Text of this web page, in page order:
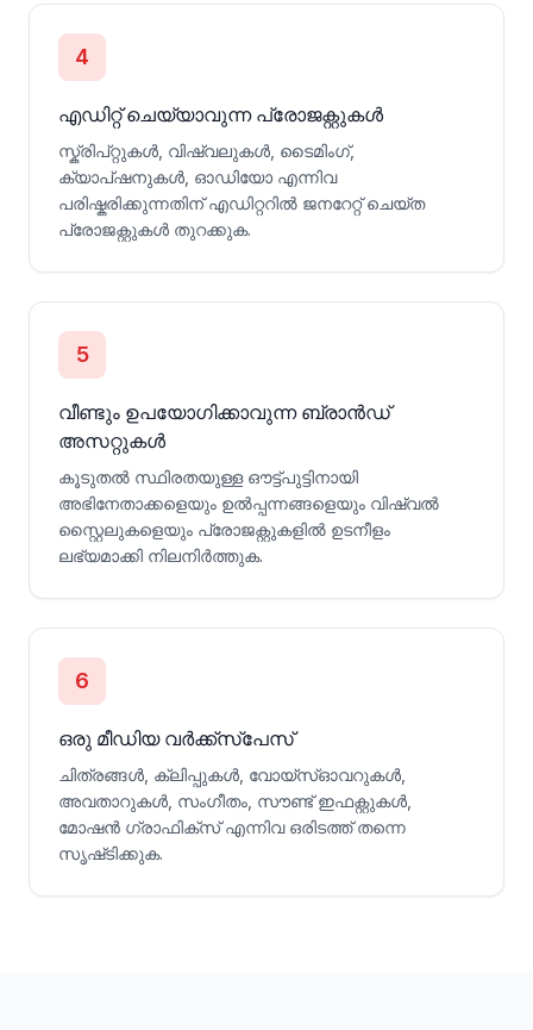
4
എഡിറ്റ് ചെയ്യാവുന്ന പ്രോജക്റ്റുകൾ
സ്ക്രിപ്റ്റുകൾ, വിഷ്വലുകൾ, ടൈമിംഗ്,
ക്യാപ്‌ഷനുകൾ, ഓഡിയോ എന്നിവ
പരിഷ്കരിക്കുന്നതിന് എഡിറ്ററിൽ ജനറേറ്റ് ചെയ്ത
പ്രോജക്റ്റുകൾ തുറക്കുക.
5
വീണ്ടും ഉപയോഗിക്കാവുന്ന ബ്രാൻഡ്
അസറ്റുകൾ
കൂടുതൽ സ്ഥിരതയുള്ള ഔട്ട്‌പുട്ടിനായി
അഭിനേതാക്കളെയും ഉൽപ്പന്നങ്ങളെയും വിഷ്വൽ
സ്റ്റൈലുകളെയും പ്രോജക്റ്റുകളിൽ ഉടനീളം
ലഭ്യമാക്കി നിലനിർത്തുക.
6
ഒരു മീഡിയ വർക്ക്സ്‌പേസ്
ചിത്രങ്ങൾ, ക്ലിപ്പുകൾ, വോയ്‌സ്‌ഓവറുകൾ,
അവതാറുകൾ, സംഗീതം, സൗണ്ട് ഇഫക്റ്റുകൾ,
മോഷൻ ഗ്രാഫിക്സ് എന്നിവ ഒരിടത്ത് തന്നെ
സൃഷ്‌ടിക്കുക.